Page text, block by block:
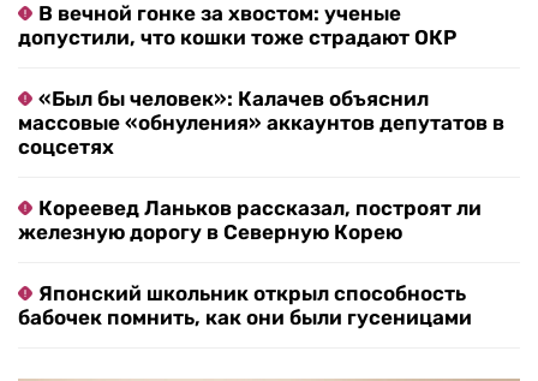
В вечной гонке за хвостом: ученые
допустили, что кошки тоже страдают ОКР
«Был бы человек»: Калачев объяснил
массовые «обнуления» аккаунтов депутатов в
соцсетях
Кореевед Ланьков рассказал, построят ли
железную дорогу в Северную Корею
Японский школьник открыл способность
бабочек помнить, как они были гусеницами